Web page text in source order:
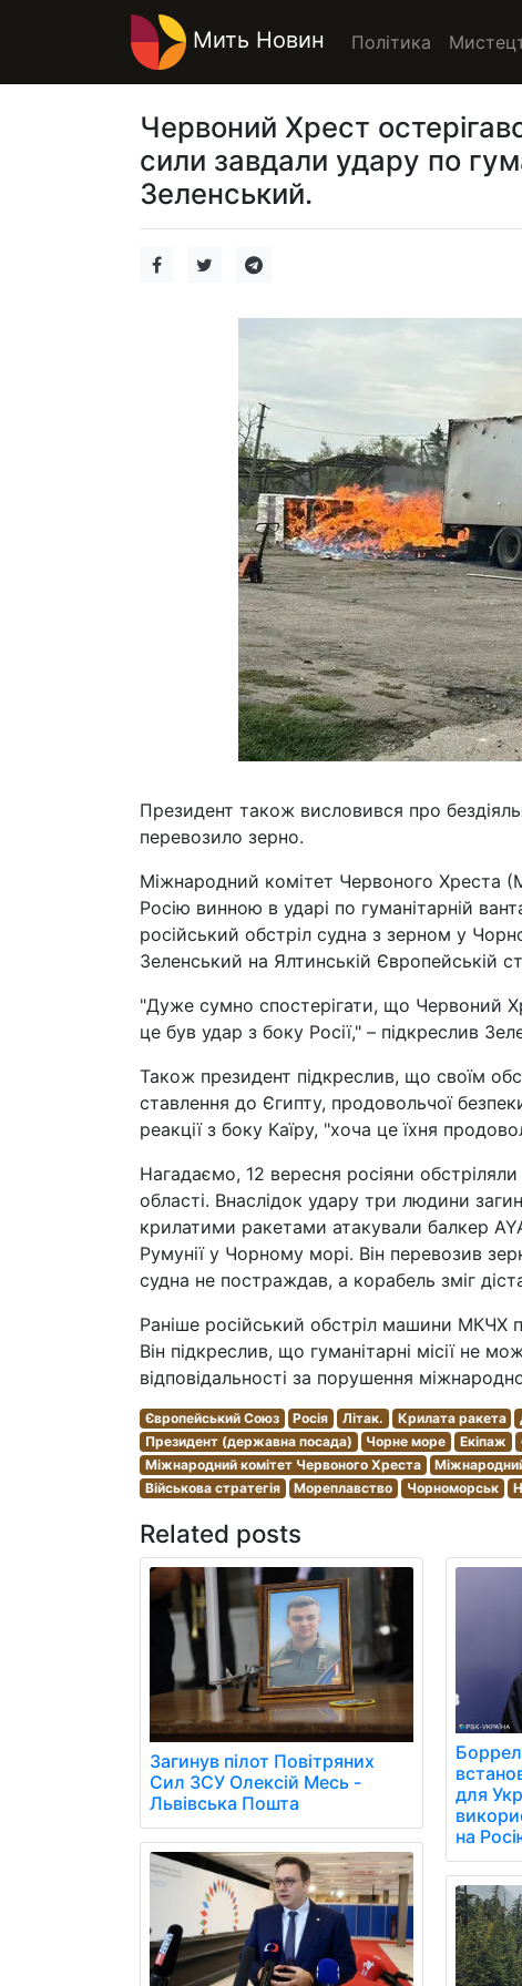
Мить Новин Політика
Червоний Хрест
сили завдали удару по
Зеленський.
Президент також висловився про
перевозило зерно.
Міжнародний комітет Червоного Хреста
Росію винною в ударі по гуманітарній
російський обстріл судна з зерном у
Зеленський на Ялтинській Європейській
"Дуже сумно спостерігати, що Червоний
це був удар з боку Росії," – підкреслив
Також президент підкреслив, що своїм
ставлення до Єгипту, продовольчої
реакції з боку Каїру, "хоча це їхня
Нагадаємо, 12 вересня росіяни
області. Внаслідок удару три людини
крилатими ракетами атакували балкер
Румунії у Чорному морі. Він перевозив
судна не постраждав, а корабель зміг
Раніше російський обстріл машини
Він підкреслив, що гуманітарні місії не
відповідальності за порушення
Європейський Союз Росія Літак. Крилата ракета
Президент (державна посада)
Чорне море Екіпаж
Міжнародний комітет Червоного Хреста
Військова стратегія
Мореплавство Чорноморськ
Related posts
Загинув пілот Повітряних
Сил ЗСУ Олексій Месь -
Львівська Пошта
для
на